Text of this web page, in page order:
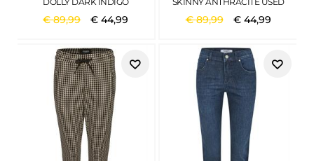
€89,99 €44,99 €89,99 € 44,99